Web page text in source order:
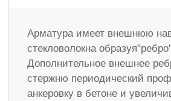
Арматура имеет внешнюю
стекловолокна
Дополнительное внешнее
стержню периодический
анкеровку в бетоне и